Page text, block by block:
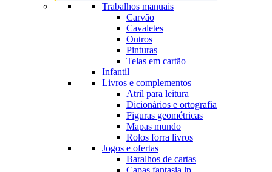
Trabalhos manuais
Carvão
Cavaletes
Outros
Pinturas
Telas em cartão
Infantil
Livros e complementos
Atril para leitura
Dicionários e ortografia
Figuras geométricas
Mapas mundo
Rolos forra livros
Jogos e ofertas
Baralhos de cartas
Capas fantasia lp